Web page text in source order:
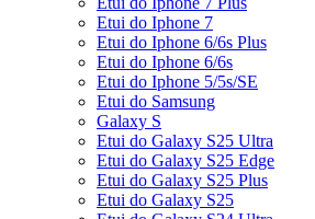
Etui do Iphone 7
Etui do Iphone 6/6s Plus
Etui do Iphone 6/6s
Etui do Iphone 5/5s/SE
Etui do Samsung
Galaxy S
Etui do Galaxy S25 Ultra
Etui do Galaxy S25 Edge
Etui do Galaxy S25 Plus
Etui do Galaxy S25